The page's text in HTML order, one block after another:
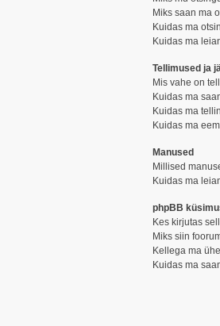
Miks saan ma
Kuidas ma
Kuidas ma
Tellimused ja
Mis vahe on
Kuidas ma
Kuidas ma
Kuidas ma
Manused
Millised
Kuidas ma
phpBB
Kes kirjutas
Miks siin
Kellega ma
Kuidas ma